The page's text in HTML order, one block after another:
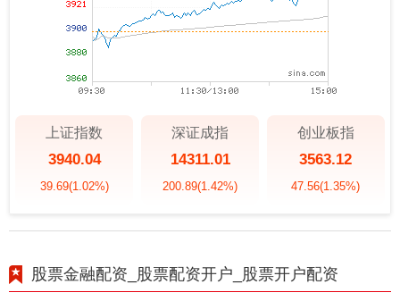
上证指数
3940.04
39.69(1.02%)
深证成指
14311.01
200.89(1.42%)
创业板指
3563.12
47.56(1.35%)
股票金融配资_股票配资开户_股票开户配资